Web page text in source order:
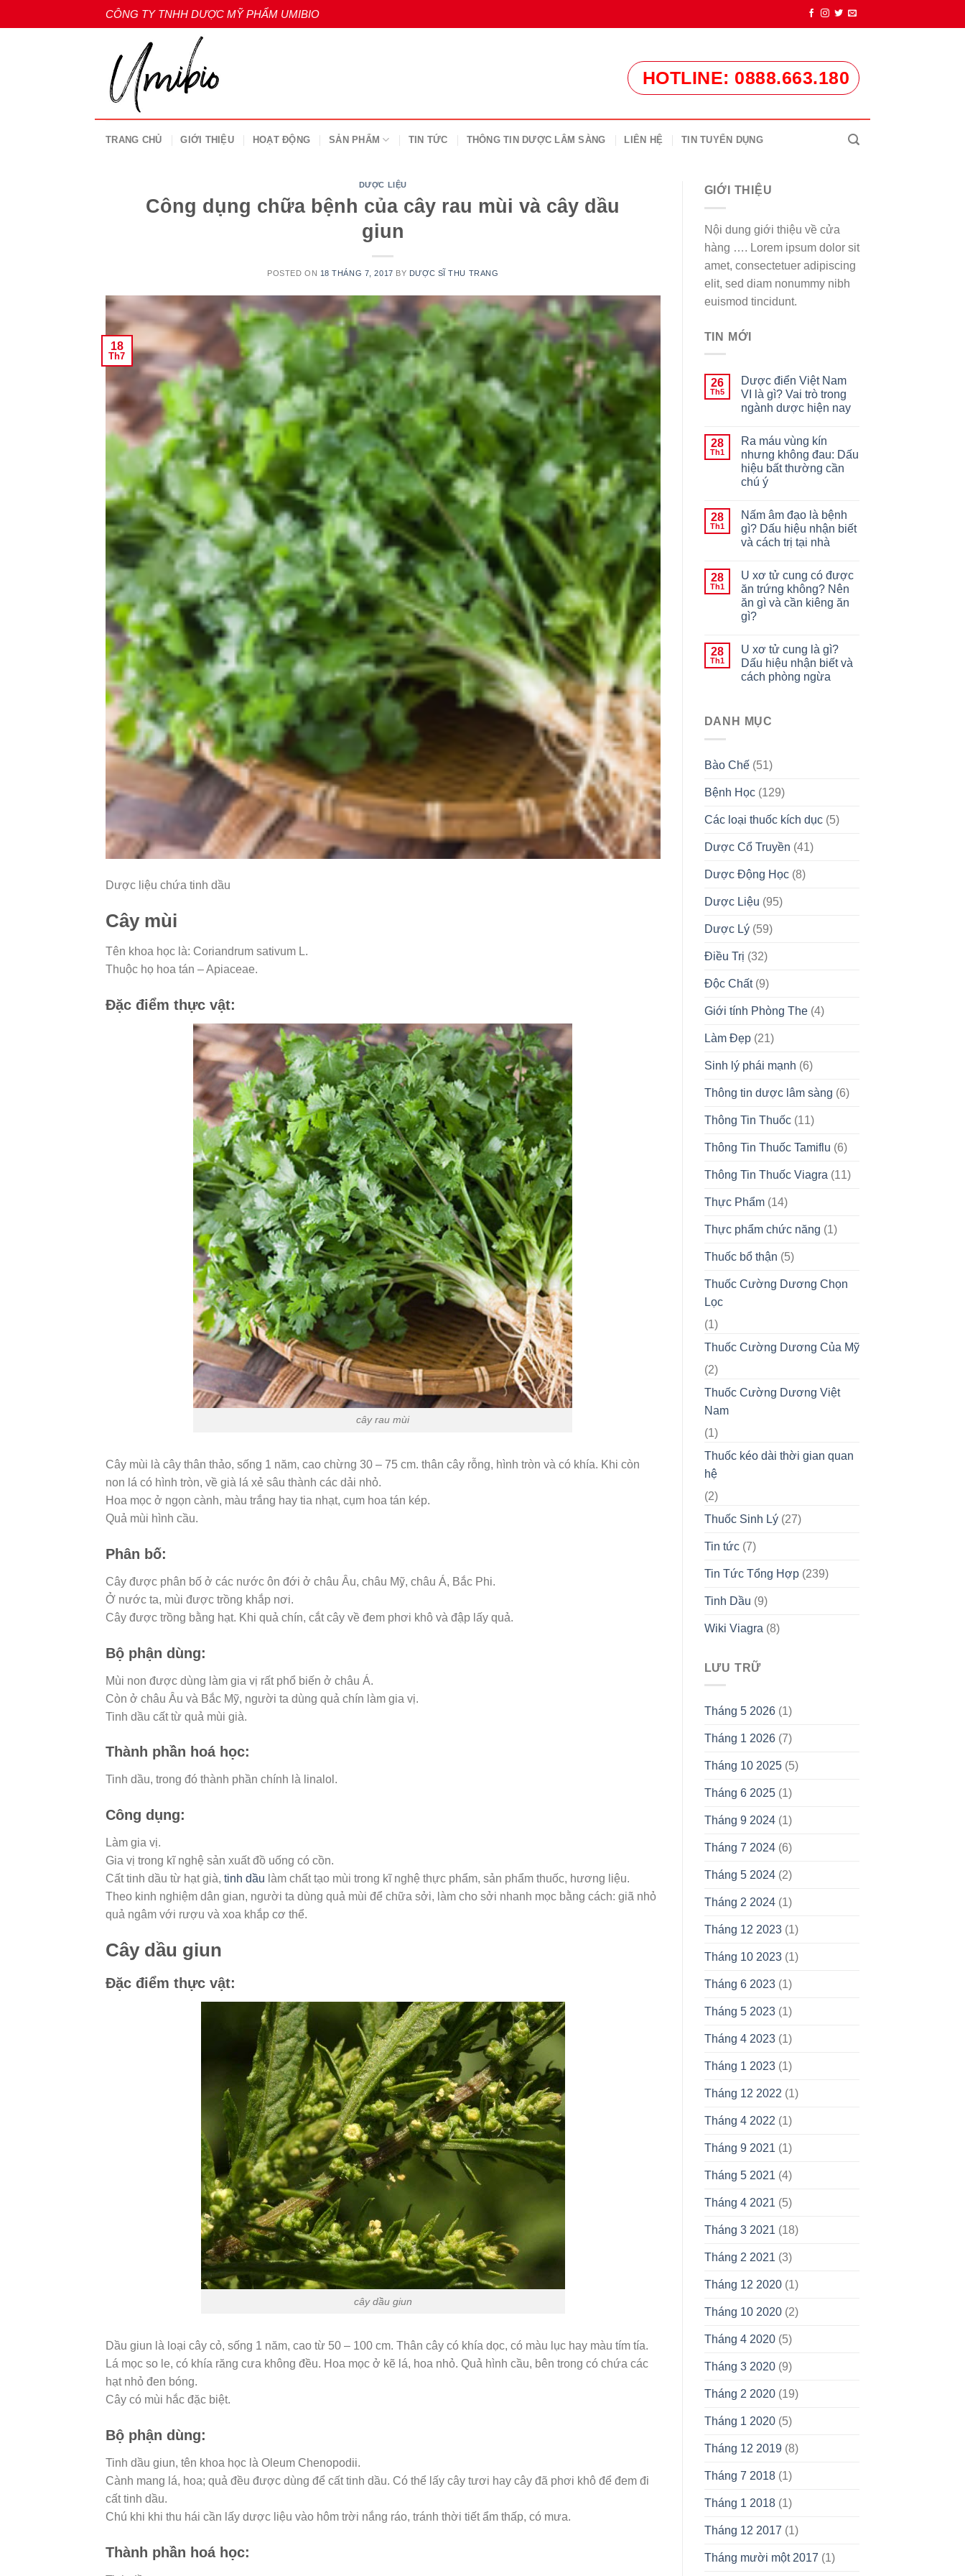
to
CÔNG TY TNHH DƯỢC MỸ PHẨM UMIBIO
HOTLINE: 0888.663.180
TRANG CHỦ GIỚI THIỆU HOẠT ĐỘNG SẢN PHẨM TIN TỨC THÔNG TIN DƯỢC LÂM SÀNG LIÊN HỆ TIN TUYỂN DỤNG
DƯỢC LIỆU
Công dụng chữa bệnh của cây rau mùi và cây dầu
giun
POSTED ON 18 THÁNG 7, 2017 BY DƯỢC SĨ THU TRANG
18
Th7
Dược liệu chứa tinh dầu
Cây mùi
Tên khoa học là: Coriandrum sativum L.
Thuộc họ hoa tán – Apiaceae.
Đặc điểm thực vật:
cây rau mùi
Cây mùi là cây thân thảo, sống 1 năm, cao chừng 30 – 75 cm. thân cây rỗng, hình tròn và có khía. Khi còn
non lá có hình tròn, về già lá xẻ sâu thành các dải nhỏ.
Hoa mọc ở ngọn cành, màu trắng hay tia nhạt, cụm hoa tán kép.
Quả mùi hình cầu.
Phân bố:
Cây được phân bố ở các nước ôn đới ở châu Âu, châu Mỹ, châu Á, Bắc Phi.
Ở nước ta, mùi được trồng khắp nơi.
Cây được trồng bằng hạt. Khi quả chín, cắt cây về đem phơi khô và đập lấy quả.
Bộ phận dùng:
Mùi non được dùng làm gia vị rất phổ biến ở châu Á.
Còn ở châu Âu và Bắc Mỹ, người ta dùng quả chín làm gia vị.
Tinh dầu cất từ quả mùi già.
Thành phần hoá học:
Tinh dầu, trong đó thành phần chính là linalol.
Công dụng:
Làm gia vị.
Gia vị trong kĩ nghệ sản xuất đồ uống có cồn.
Cất tinh dầu từ hạt già, tinh dầu làm chất tạo mùi trong kĩ nghệ thực phẩm, sản phẩm thuốc, hương liệu.
Theo kinh nghiệm dân gian, người ta dùng quả mùi để chữa sởi, làm cho sởi nhanh mọc bằng cách: giã nhỏ
quả ngâm với rượu và xoa khắp cơ thể.
Cây dầu giun
Đặc điểm thực vật:
cây dầu giun
Dầu giun là loại cây cỏ, sống 1 năm, cao từ 50 – 100 cm. Thân cây có khía dọc, có màu lục hay màu tím tía.
Lá mọc so le, có khía răng cưa không đều. Hoa mọc ở kẽ lá, hoa nhỏ. Quả hình cầu, bên trong có chứa các
hạt nhỏ đen bóng.
Cây có mùi hắc đặc biệt.
Bộ phận dùng:
Tinh dầu giun, tên khoa học là Oleum Chenopodii.
Cành mang lá, hoa; quả đều được dùng để cất tinh dầu. Có thể lấy cây tươi hay cây đã phơi khô để đem đi
cất tinh dầu.
Chú khi khi thu hái cần lấy dược liệu vào hôm trời nắng ráo, tránh thời tiết ẩm thấp, có mưa.
Thành phần hoá học:
GIỚI THIỆU
Nội dung giới thiệu về cửa
hàng …. Lorem ipsum dolor sit
amet, consectetuer adipiscing
elit, sed diam nonummy nibh
euismod tincidunt.
TIN MỚI
26
Th5
Dược điển Việt Nam
VI là gì? Vai trò trong
ngành dược hiện nay
28
Th1
Ra máu vùng kín
nhưng không đau: Dấu
hiệu bất thường cần
chú ý
28
Th1
Nấm âm đạo là bệnh
gì? Dấu hiệu nhận biết
và cách trị tại nhà
28
Th1
U xơ tử cung có được
ăn trứng không? Nên
ăn gì và cần kiêng ăn
gì?
28
Th1
U xơ tử cung là gì?
Dấu hiệu nhận biết và
cách phòng ngừa
DANH MỤC
Bào Chế(51)
Bệnh Học(129)
Các loại thuốc kích dục(5)
Dược Cổ Truyền (41)
Dược Động Học(8)
Dược Liệu (95)
Dược Lý(59)
Điều Trị (32)
Độc Chất(9)
Giới tính Phòng The(4)
Làm Đẹp(21)
Sinh lý phái mạnh (6)
Thông tin dược lâm sàng (6)
Thông Tin Thuốc(11)
Thông Tin Thuốc Tamiflu (6)
Thông Tin Thuốc Viagra (11)
Thực Phẩm(14)
Thực phẩm chức năng (1)
Thuốc bổ thận (5)
Thuốc Cường Dương Chọn
Lọc
(1)
Thuốc Cường Dương Của Mỹ
(2)
Thuốc Cường Dương Việt
Nam
(1)
Thuốc kéo dài thời gian quan
hệ
(2)
Thuốc Sinh Lý(27)
Tin tức(7)
Tin Tức Tổng Hợp(239)
Tinh Dầu (9)
Wiki Viagra (8)
LƯU TRỮ
Tháng 5 2026(1)
Tháng 1 2026(7)
Tháng 10 2025(5)
Tháng 6 2025(1)
Tháng 9 2024(1)
Tháng 7 2024(6)
Tháng 5 2024(2)
Tháng 2 2024(1)
Tháng 12 2023(1)
Tháng 10 2023(1)
Tháng 6 2023(1)
Tháng 5 2023(1)
Tháng 4 2023(1)
Tháng 1 2023(1)
Tháng 12 2022 (1)
Tháng 4 2022 (1)
Tháng 9 2021 (1)
Tháng 5 2021 (4)
Tháng 4 2021 (5)
Tháng 3 2021 (18)
Tháng 2 2021 (3)
Tháng 12 2020(1)
Tháng 10 2020(2)
Tháng 4 2020(5)
Tháng 3 2020(9)
Tháng 2 2020(19)
Tháng 1 2020(5)
Tháng 12 2019(8)
Tháng 7 2018(1)
Tháng 1 2018(1)
Tháng 12 2017 (1)
Tháng mười một 2017 (1)